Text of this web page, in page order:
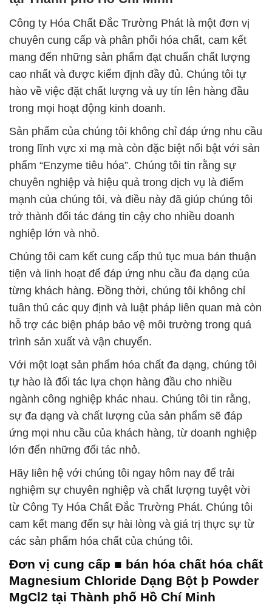
Công ty Hóa Chất Đắc Trường Phát là một đơn vị
chuyên cung cấp và phân phối hóa chất, cam kết
mang đến những sản phẩm đạt chuẩn chất lượng
cao nhất và được kiểm định đầy đủ. Chúng tôi tự
hào về việc đặt chất lượng và uy tín lên hàng đầu
trong mọi hoạt động kinh doanh.
Sản phẩm của chúng tôi không chỉ đáp ứng nhu cầu
trong lĩnh vực xi mạ mà còn đặc biệt nổi bật với sản
phẩm “Enzyme tiêu hóa”. Chúng tôi tin rằng sự
chuyên nghiệp và hiệu quả trong dịch vụ là điểm
mạnh của chúng tôi, và điều này đã giúp chúng tôi
trở thành đối tác đáng tin cậy cho nhiều doanh
nghiệp lớn và nhỏ.
Chúng tôi cam kết cung cấp thủ tục mua bán thuận
tiện và linh hoạt để đáp ứng nhu cầu đa dạng của
từng khách hàng. Đồng thời, chúng tôi không chỉ
tuân thủ các quy định và luật pháp liên quan mà còn
hỗ trợ các biện pháp bảo vệ môi trường trong quá
trình sản xuất và vận chuyển.
Với một loạt sản phẩm hóa chất đa dạng, chúng tôi
tự hào là đối tác lựa chọn hàng đầu cho nhiều
ngành công nghiệp khác nhau. Chúng tôi tin rằng,
sự đa dạng và chất lượng của sản phẩm sẽ đáp
ứng mọi nhu cầu của khách hàng, từ doanh nghiệp
lớn đến những đối tác nhỏ.
Hãy liên hệ với chúng tôi ngay hôm nay để trải
nghiệm sự chuyên nghiệp và chất lượng tuyệt vời
từ Công Ty Hóa Chất Đắc Trường Phát. Chúng tôi
cam kết mang đến sự hài lòng và giá trị thực sự từ
các sản phẩm hóa chất của chúng tôi.
Đơn vị cung cấp ■ bán hóa chất hóa chất
Magnesium Chloride Dạng Bột þ Powder
MgCl2 tại Thành phố Hồ Chí Minh